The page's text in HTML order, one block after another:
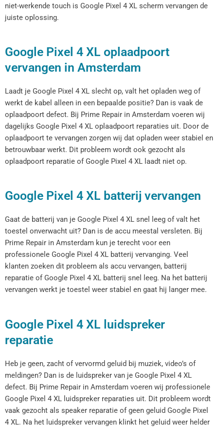
niet-werkende touch is Google Pixel 4 XL scherm vervangen de
juiste oplossing.
Google Pixel 4 XL oplaadpoort
vervangen in Amsterdam
Laadt je Google Pixel 4 XL slecht op, valt het opladen weg of
werkt de kabel alleen in een bepaalde positie? Dan is vaak de
oplaadpoort defect. Bij Prime Repair in Amsterdam voeren wij
dagelijks Google Pixel 4 XL oplaadpoort reparaties uit. Door de
oplaadpoort te vervangen zorgen wij dat opladen weer stabiel en
betrouwbaar werkt. Dit probleem wordt ook gezocht als
oplaadpoort reparatie of Google Pixel 4 XL laadt niet op.
Google Pixel 4 XL batterij vervangen
Gaat de batterij van je Google Pixel 4 XL snel leeg of valt het
toestel onverwacht uit? Dan is de accu meestal versleten. Bij
Prime Repair in Amsterdam kun je terecht voor een
professionele Google Pixel 4 XL batterij vervanging. Veel
klanten zoeken dit probleem als accu vervangen, batterij
reparatie of Google Pixel 4 XL batterij snel leeg. Na het batterij
vervangen werkt je toestel weer stabiel en gaat hij langer mee.
Google Pixel 4 XL luidspreker
reparatie
Heb je geen, zacht of vervormd geluid bij muziek, video’s of
meldingen? Dan is de luidspreker van je Google Pixel 4 XL
defect. Bij Prime Repair in Amsterdam voeren wij professionele
Google Pixel 4 XL luidspreker reparaties uit. Dit probleem wordt
vaak gezocht als speaker reparatie of geen geluid Google Pixel
4 XL. Na het luidspreker vervangen klinkt het geluid weer helder